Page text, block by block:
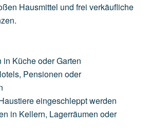
Hausmittel und frei verkäufliche
in KücheoderGarten
Pensionen oder
eingeschlepptwerden
in Kellern, Lagerräumen oder